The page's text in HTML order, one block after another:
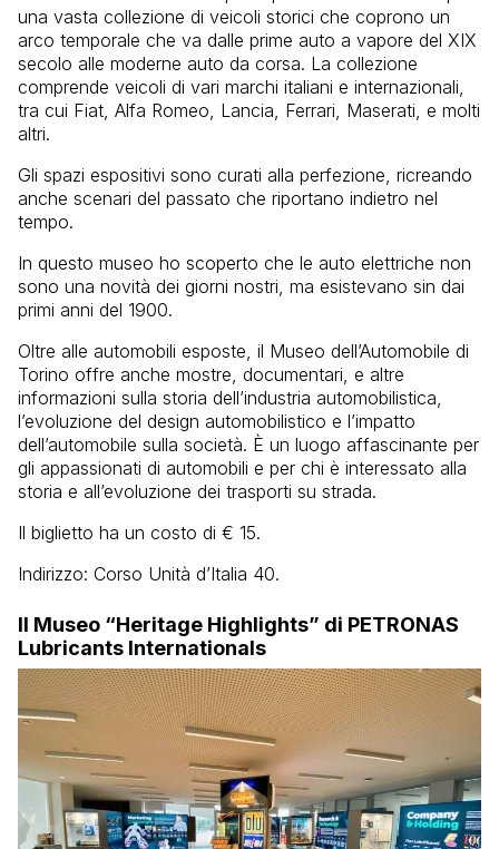
una vasta collezione di veicoli storici che coprono un
arco temporale che va dalle prime auto a vapore del XIX
secolo alle moderne auto da corsa. La collezione
comprende veicoli di vari marchi italiani e internazionali,
tra cui Fiat, Alfa Romeo, Lancia, Ferrari, Maserati, e molti
altri.
Gli spazi espositivi sono curati alla perfezione, ricreando
anche scenari del passato che riportano indietro nel
tempo.
In questo museo ho scoperto che le auto elettriche non
sono una novità dei giorni nostri, ma esistevano sin dai
primi anni del 1900.
Oltre alle automobili esposte, il Museo dell’Automobile di
Torino offre anche mostre, documentari, e altre
informazioni sulla storia dell’industria automobilistica,
l’evoluzione del design automobilistico e l’impatto
dell’automobile sulla società. È un luogo affascinante per
gli appassionati di automobili e per chi è interessato alla
storia e all’evoluzione dei trasporti su strada.
Il biglietto ha un costo di € 15.
Indirizzo: Corso Unità d’Italia 40.
Il Museo “Heritage Highlights” di PETRONAS
Lubricants Internationals